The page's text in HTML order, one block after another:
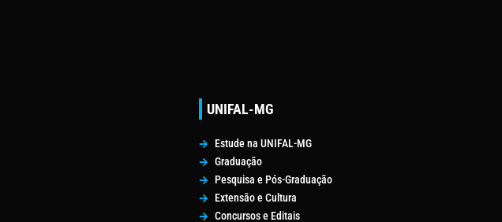
UNIFAL-MG
Estude na UNIFAL-MG
Graduação
Pesquisa e Pós-Graduação
Extensão e Cultura
Concursos e Editais